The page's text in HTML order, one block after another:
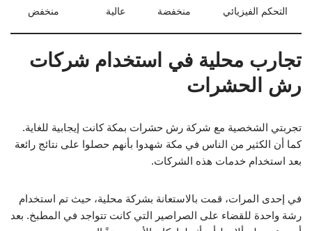
التحكم الفيزيائي منخفضة عالية منخفض
تجارب محلية في استخدام شركات
رش الحشرات
تجربتي الشخصية مع شركة رش حشرات بمكة كانت إيجابية للغاية.
كما أن الكثير من الناس في مكة شهدوا بأنهم حصلوا على نتائج رائعة
بعد استخدام خدمات هذه الشركات.
في إحدى المرات، قمت بالاستعانة بشركة محلية، حيث تم استخدام
رشة واحدة للقضاء على الصراصير التي كانت تتواجد في المطبخ. بعد